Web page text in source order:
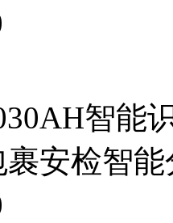
智能
安检智